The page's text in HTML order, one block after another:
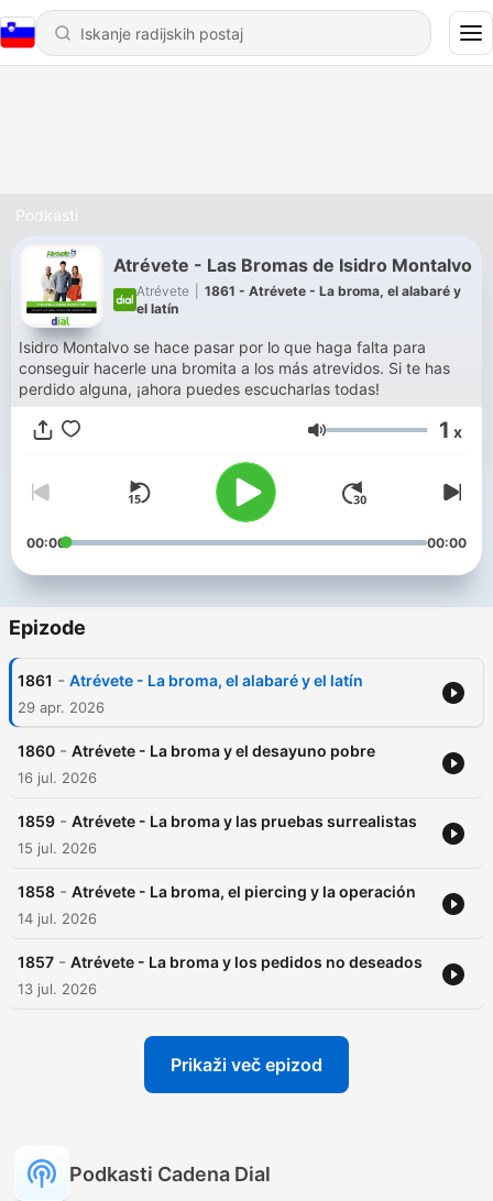
Podkasti
Atrévete - Las Bromas de Isidro Montalvo
Atrévete
1861 - Atrévete - La broma, el alabaré y
el latín
Isidro Montalvo se hace pasar por lo que haga falta para
conseguir hacerle una bromita a los más atrevidos. Si te has
perdido alguna, ¡ahora puedes escucharlas todas!
Glasnost 1 x
00:00 00:00
Epizode
1861 - Atrévete - La broma, el alabaré y el latín
29 apr. 2026
1860 - Atrévete - La broma y el desayuno pobre
16 jul. 2026
1859 - Atrévete - La broma y las pruebas surrealistas
15 jul. 2026
1858 - Atrévete - La broma, el piercing y la operación
14 jul. 2026
1857 - Atrévete - La broma y los pedidos no deseados
13 jul. 2026
Prikaži več epizod
Podkasti Cadena Dial